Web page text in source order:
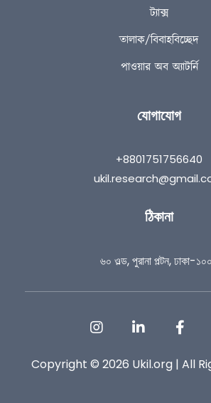
ট্যাক্স
তালাক/বিবাহবিচ্ছেদ
পাওয়ার অব অ্যাটর্নি
যোগাযোগ
+8801751756640
ঠিকানা
৬০ ওল্ড, পুরানা পল্টন, ঢাকা-
Copyright © 2026 Ukil.org | All